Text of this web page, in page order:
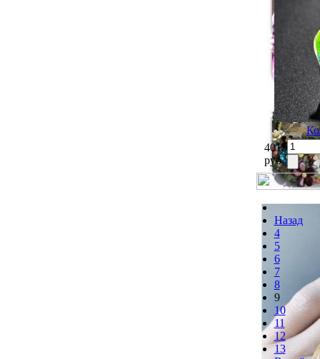
4015
руб
Назад
4
5
6
7
8
9
10
11
12
13